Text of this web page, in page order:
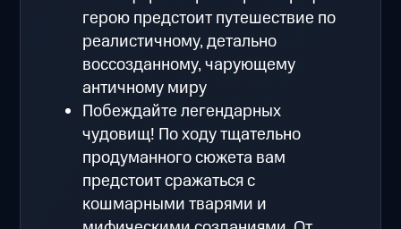
герою предстоит путешествие по
реалистичному, детально
воссозданному, чарующему
античному миру
Побеждайте легендарных
чудовищ! По ходу тщательно
продуманного сюжета вам
предстоит сражаться с
кошмарными тварями и